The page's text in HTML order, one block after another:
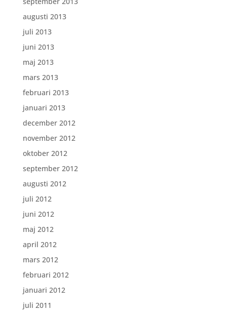
augusti 2013
juli 2013
juni 2013
maj 2013
mars 2013
februari 2013
januari 2013
december 2012
november 2012
oktober 2012
september 2012
augusti 2012
juli 2012
juni 2012
maj 2012
april 2012
mars 2012
februari 2012
januari 2012
juli 2011